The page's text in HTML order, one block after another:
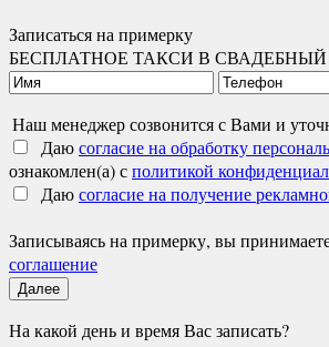
Записаться на примерку
БЕСПЛАТНОЕ ТАКСИ В
Наш менеджер созвонится с Вами и
Даюсогласие на обработку
ознакомлен(а) сполитикой
Даюсогласие на получение
Записываясь на примерку, вы
соглашение
Далее
На какой день и время Вас записать?